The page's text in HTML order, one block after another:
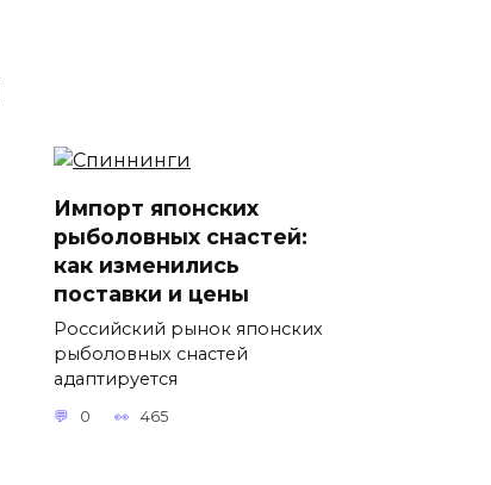
Импорт японских
рыболовных снастей:
как изменились
поставки и цены
Российский рынок японских
рыболовных снастей
адаптируется
0 465